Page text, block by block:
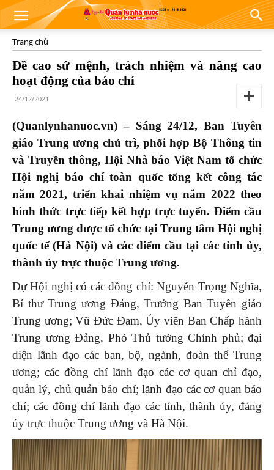
Trang chủ
Đề cao sứ mệnh, trách nhiệm và nâng cao
hoạt động của báo chí
24/12/2021
(Quanlynhanuoc.vn) – Sáng 24/12, Ban Tuyên
giáo Trung ương chủ trì, phối hợp Bộ Thông tin
và Truyền thông, Hội Nhà báo Việt Nam tổ chức
Hội nghị báo chí toàn quốc tổng kết công tác
năm 2021, triển khai nhiệm vụ năm 2022 theo
hình thức trực tiếp kết hợp trực tuyến. Điểm cầu
Trung ương được tổ chức tại Trung tâm Hội nghị
quốc tế (Hà Nội) và các điểm cầu tại các tỉnh ủy,
thành ủy trực thuộc Trung ương.
Dự Hội nghị có các đồng chí: Nguyễn Trọng Nghĩa,
Bí thư Trung ương Đảng, Trưởng Ban Tuyên giáo
Trung ương; Vũ Đức Đam, Ủy viên Ban Chấp hành
Trung ương Đảng, Phó Thủ tướng Chính phủ; đại
diện lãnh đạo các ban, bộ, ngành, đoàn thể Trung
ương; các đồng chí lãnh đạo các cơ quan chỉ đạo,
quản lý, chủ quản báo chí; lãnh đạo các cơ quan báo
chí; các đồng chí lãnh đạo các tỉnh, thành ủy, đảng
ủy trực thuộc Trung ương và Hà Nội.